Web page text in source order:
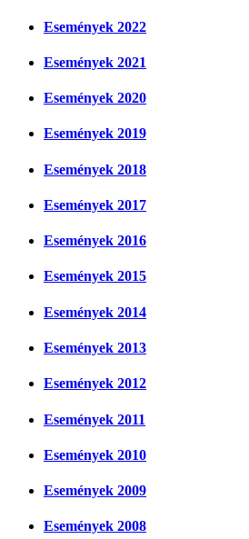
Események 2022
Események 2021
Események 2020
Események 2019
Események 2018
Események 2017
Események 2016
Események 2015
Események 2014
Események 2013
Események 2012
Események 2011
Események 2010
Események 2009
Események 2008